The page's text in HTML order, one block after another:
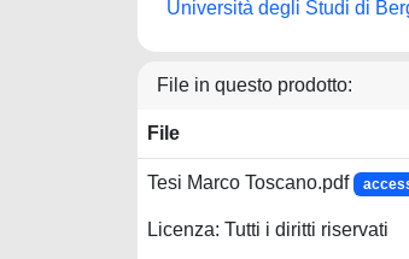
Università degli Studi di
File in questo prodotto:
File
Tesi Marco Toscano.pdf
Licenza: Tutti i diritti riservati